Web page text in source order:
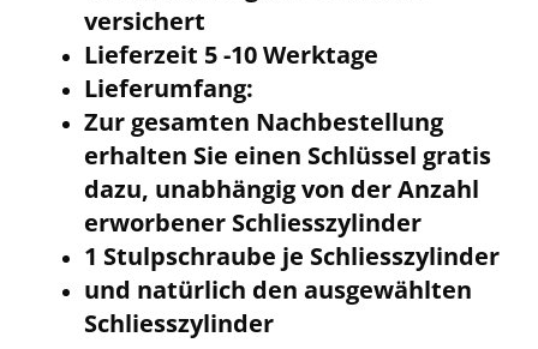
versichert
Lieferzeit 5 -10 Werktage
Lieferumfang:
Zur gesamten Nachbestellung
erhalten Sie einen Schlüssel gratis
dazu, unabhängig von der Anzahl
erworbener Schliesszylinder
1 Stulpschraube je Schliesszylinder
und natürlich den ausgewählten
Schliesszylinder